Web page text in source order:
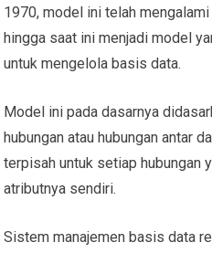
1970, model ini telah
hingga saat ini menjadi model
untuk mengelola basis data.
Model ini pada dasarnya
hubungan atau hubungan antar
terpisah untuk setiap hubungan
atributnya sendiri.
Sistem manajemen basis data